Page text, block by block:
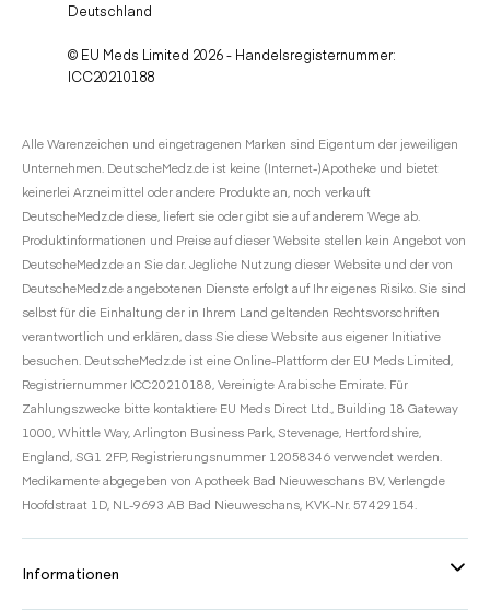
Deutschland
© EU Meds Limited 2026 - Handelsregisternummer:
ICC20210188
Alle Warenzeichen und eingetragenen Marken sind Eigentum der jeweiligen
Unternehmen. DeutscheMedz.de ist keine (Internet-)Apotheke und bietet
keinerlei Arzneimittel oder andere Produkte an, noch verkauft
DeutscheMedz.de diese, liefert sie oder gibt sie auf anderem Wege ab.
Produktinformationen und Preise auf dieser Website stellen kein Angebot von
DeutscheMedz.de an Sie dar. Jegliche Nutzung dieser Website und der von
DeutscheMedz.de angebotenen Dienste erfolgt auf Ihr eigenes Risiko. Sie sind
selbst für die Einhaltung der in Ihrem Land geltenden Rechtsvorschriften
verantwortlich und erklären, dass Sie diese Website aus eigener Initiative
besuchen. DeutscheMedz.de ist eine Online-Plattform der EU Meds Limited,
Registriernummer ICC20210188, Vereinigte Arabische Emirate. Für
Zahlungszwecke bitte kontaktiere EU Meds Direct Ltd., Building 18 Gateway
1000, Whittle Way, Arlington Business Park, Stevenage, Hertfordshire,
England, SG1 2FP, Registrierungsnummer 12058346 verwendet werden.
Medikamente abgegeben von Apotheek Bad Nieuweschans BV, Verlengde
Hoofdstraat 1D, NL-9693 AB Bad Nieuweschans, KVK-Nr. 57429154.
Informationen